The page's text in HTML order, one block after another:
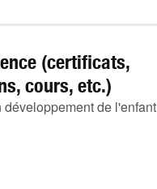
(certificats,
cours, etc.)
de l'enfant